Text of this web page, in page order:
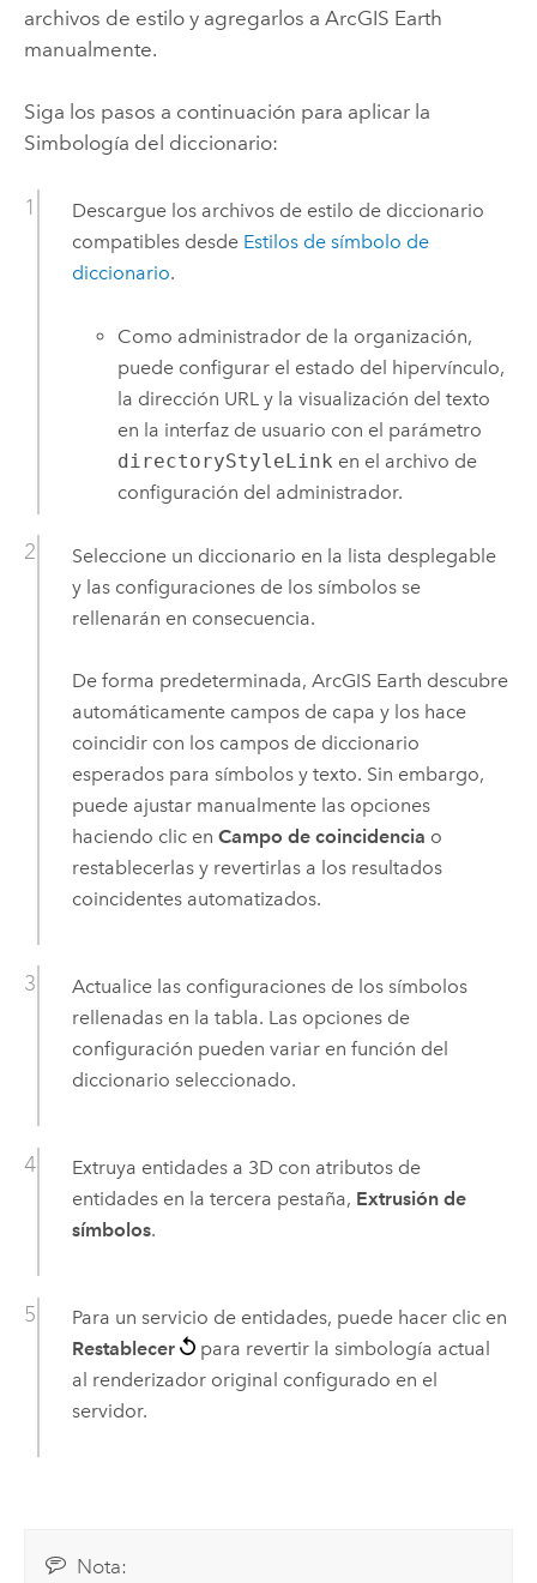
archivos de estilo y agregarlos a ArcGIS Earth
manualmente.
Siga los pasos a continuación para aplicar la
Simbología del diccionario:
Descargue los archivos de estilo de diccionario
compatibles desde Estilos de símbolo de
diccionario.
Como administrador de la organización,
puede configurar el estado del hipervínculo,
la dirección URL y la visualización del texto
en la interfaz de usuario con el parámetro
directoryStyleLink en el archivo de
configuración del administrador.
Seleccione un diccionario en la lista desplegable
y las configuraciones de los símbolos se
rellenarán en consecuencia.
De forma predeterminada, ArcGIS Earth descubre
automáticamente campos de capa y los hace
coincidir con los campos de diccionario
esperados para símbolos y texto. Sin embargo,
puede ajustar manualmente las opciones
haciendo clic en Campo de coincidencia o
restablecerlas y revertirlas a los resultados
coincidentes automatizados.
Actualice las configuraciones de los símbolos
rellenadas en la tabla. Las opciones de
configuración pueden variar en función del
diccionario seleccionado.
Extruya entidades a 3D con atributos de
entidades en la tercera pestaña, Extrusión de
símbolos.
Para un servicio de entidades, puede hacer clic en
Restablecer
para revertir la simbología actual
al renderizador original configurado en el
servidor.
Nota: